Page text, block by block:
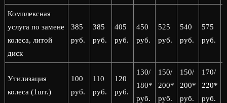
Комплексная
услуга по замене
колеса, литой
диск
385
руб.
385
руб.
405
руб.
450
руб.
525
руб.
540
руб.
575
руб.
Утилизация
колеса (1шт.)
100
руб.
110
руб.
120
руб.
130/
180*
руб.
150/
200*
руб.
150/
200*
руб.
170/
220*
руб.